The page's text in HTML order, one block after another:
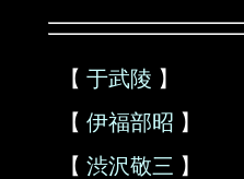
【 于武陵 】
【 伊福部昭 】
【 渋沢敬三 】